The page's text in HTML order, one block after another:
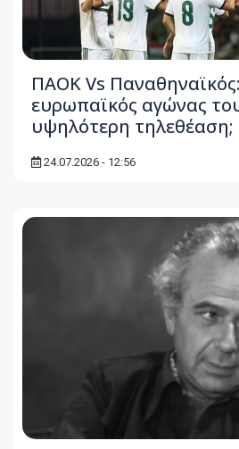
ΠΑΟΚ Vs
ευρωπαϊκός αγώνας
υψηλότερη τηλεθέαση;
24.07.2026 - 12:56